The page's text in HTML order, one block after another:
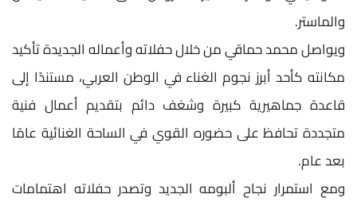
والماستر.
ويواصل محمد حماقي من خلال حفلاته وأعماله الجديدة تأكيد
مكانته كأحد أبرز نجوم الغناء في الوطن العربي، مستندًا إلى
قاعدة جماهيرية كبيرة وشغف دائم بتقديم أعمال فنية
متجددة تحافظ على حضوره القوي في الساحة الغنائية عامًا
بعد عام.
ومع استمرار نجاح ألبومه الجديد وتصدر حفلاته اهتمامات